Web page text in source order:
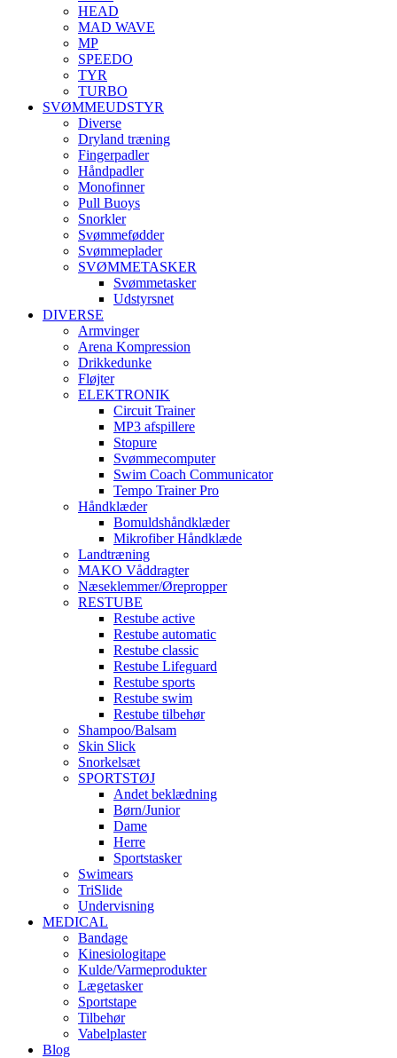
HEAD
MAD WAVE
MP
SPEEDO
TYR
TURBO
SVØMMEUDSTYR
Diverse
Dryland træning
Fingerpadler
Håndpadler
Monofinner
Pull Buoys
Snorkler
Svømmefødder
Svømmeplader
SVØMMETASKER
Svømmetasker
Udstyrsnet
DIVERSE
Armvinger
Arena Kompression
Drikkedunke
Fløjter
ELEKTRONIK
Circuit Trainer
MP3 afspillere
Stopure
Svømmecomputer
Swim Coach Communicator
Tempo Trainer Pro
Håndklæder
Bomuldshåndklæder
Mikrofiber Håndklæde
Landtræning
MAKO Våddragter
Næseklemmer/Ørepropper
RESTUBE
Restube active
Restube automatic
Restube classic
Restube Lifeguard
Restube sports
Restube swim
Restube tilbehør
Shampoo/Balsam
Skin Slick
Snorkelsæt
SPORTSTØJ
Andet beklædning
Børn/Junior
Dame
Herre
Sportstasker
Swimears
TriSlide
Undervisning
MEDICAL
Bandage
Kinesiologitape
Kulde/Varmeprodukter
Lægetasker
Sportstape
Tilbehør
Vabelplaster
Blog